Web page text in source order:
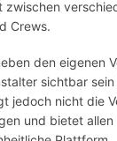
zwischen
Crews.
den eigenen
sichtbar
jedoch nicht die
und bietet